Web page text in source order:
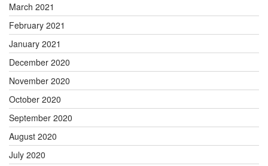
March 2021
February 2021
January 2021
December 2020
November 2020
October 2020
September 2020
August 2020
July 2020